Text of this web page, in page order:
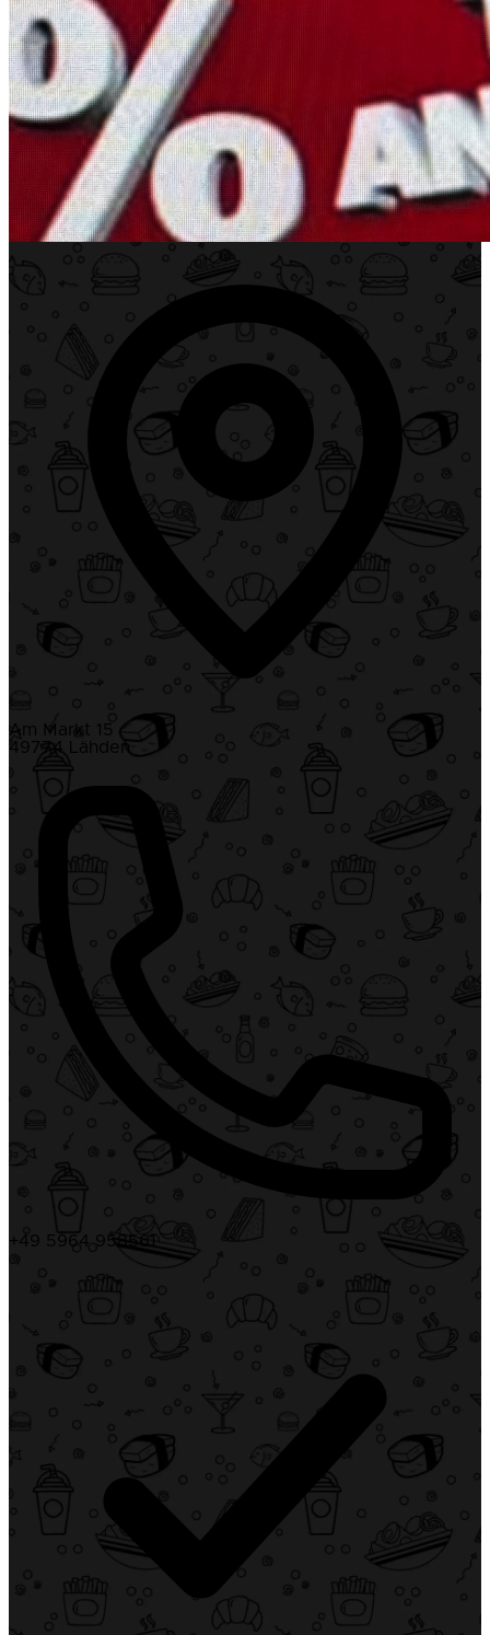
Am Markt 15
49774 Lähden
+49 5964 958561